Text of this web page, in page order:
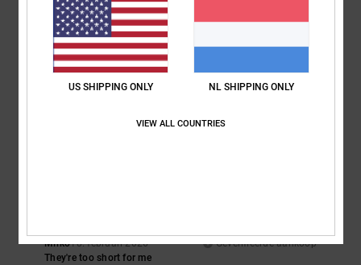
Te klein Te groot
Mirko18. februari 2026
Geverifieerde aankoop
They're too short for me
US SHIPPING ONLY NL SHIPPING ONLY
VIEW ALL COUNTRIES